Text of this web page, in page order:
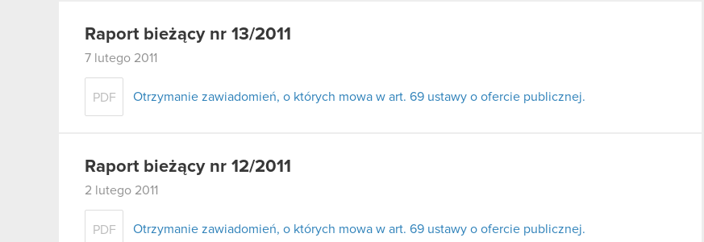
Raport bieżący nr 13/2011
7 lutego 2011
PDF Otrzymanie zawiadomień, o których mowa w art. 69 ustawy o ofercie publicznej.
Raport bieżący nr 12/2011
2 lutego 2011
PDF Otrzymanie zawiadomień, o których mowa w art. 69 ustawy o ofercie publicznej.